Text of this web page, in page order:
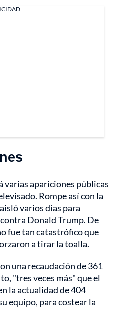
varias apariciones públicas
Rompe así con la
varios días para
Donald Trump. De
fue tan catastrófico que
a tirar la toalla.
una recaudación de 361
"tres veces más" que el
la actualidad de 404
equipo, para costear la